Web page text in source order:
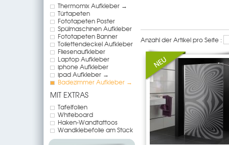
Thermomix Aufkleber →
Türtapeten
Fototapeten Poster
Spülmaschinen Aufkleber
Fototapeten Banner
Toilettendeckel Aufkleber
Fliesenaufkleber
Laptop Aufkleber
iphone Aufkleber
ipad Aufkleber →
Badezimmer Aufkleber →
MIT EXTRAS
Tafelfolien
Whiteboard
Haken-Wandtattoos
Wandklebefolie am Stück
Anzahl der Artikel pro Seite :